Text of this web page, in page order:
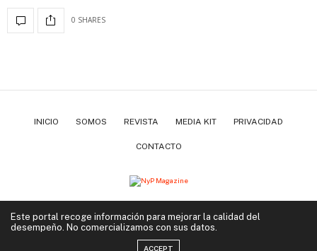
0 SHARES
INICIO SOMOS REVISTA MEDIA KIT PRIVACIDAD
CONTACTO
Copyright ©2022-2026 | Negocios y Placer Magazine. Todos los derechos reservados.
Este portal recoge información para mejorar la calidad del
desempeño. No comercializamos con sus datos.
ACCEPT